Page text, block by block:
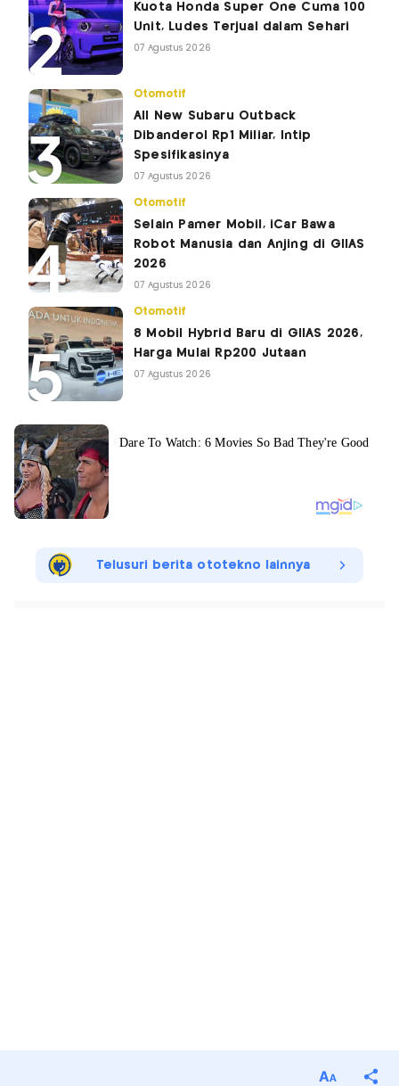
Kuota Honda Super One Cuma 100
Unit, Ludes Terjual dalam Sehari
07 Agustus 2026
Otomotif
All New Subaru Outback
Dibanderol Rp1 Miliar, Intip
Spesifikasinya
07 Agustus 2026
Otomotif
Selain Pamer Mobil, iCar Bawa
Robot Manusia dan Anjing di GIIAS
2026
07 Agustus 2026
Otomotif
8 Mobil Hybrid Baru di GIIAS 2026,
Harga Mulai Rp200 Jutaan
07 Agustus 2026
Telusuri berita ototekno lainnya